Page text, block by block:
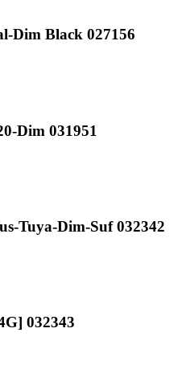
Dim Black 027156
Dim 031951
Tuya-Dim-Suf 032342
032343